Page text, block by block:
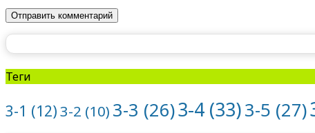
Теги
3-1 (12)3-2 (10) 3-3 (26)3-4 (33)3-5 (27)